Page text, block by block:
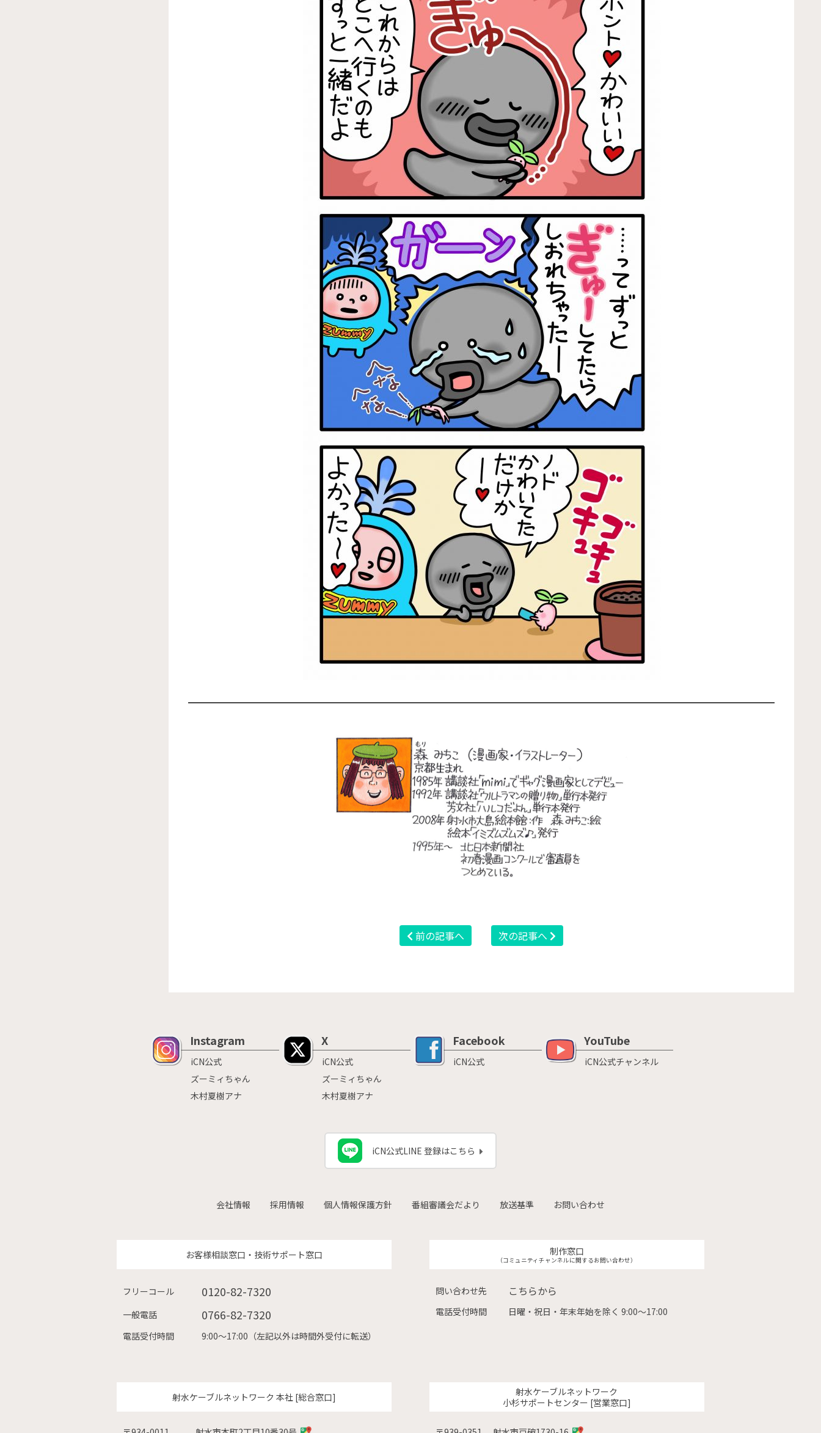
前の記事へ 次の記事へ
Instagram
iCN公式
ズーミィちゃん
木村夏樹アナ
X
iCN公式
ズーミィちゃん
木村夏樹アナ
Facebook
iCN公式
YouTube
iCN公式チャンネル
iCN公式LINE 登録はこちら
会社情報 採用情報 個人情報保護方針 番組審議会だより 放送基準 お問い合わせ
お客様相談窓口・技術サポート窓口
フリーコール 0120-82-7320
一般電話 0766-82-7320
電話受付時間 9:00〜17:00（左記以外は時間外受付に転送）
制作窓口
（コミュニティチャンネルに関するお問い合わせ）
問い合わせ先 こちらから
電話受付時間 日曜・祝日・年末年始を除く 9:00〜17:00
射水ケーブルネットワーク 本社 [総合窓口]
射水ケーブルネットワーク
小杉サポートセンター [営業窓口]